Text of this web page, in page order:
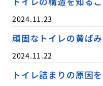
2024.11.23
頑固なトイレの黄ば
2024.11.22
トイレ詰まりの原因